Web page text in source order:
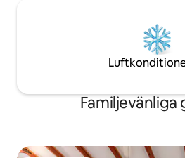
Familjevänliga